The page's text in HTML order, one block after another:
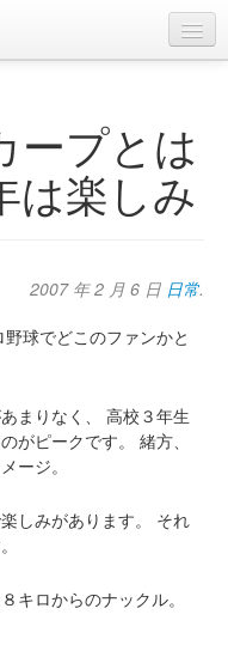
ープとは
は楽しみ
2007 年 2 月 6 日 日常.
野球でどこのファンかと
まりなく、
高校３年生
がピークです。
緒方、
ージ。
しみがあります。
それ
キロからのナックル。